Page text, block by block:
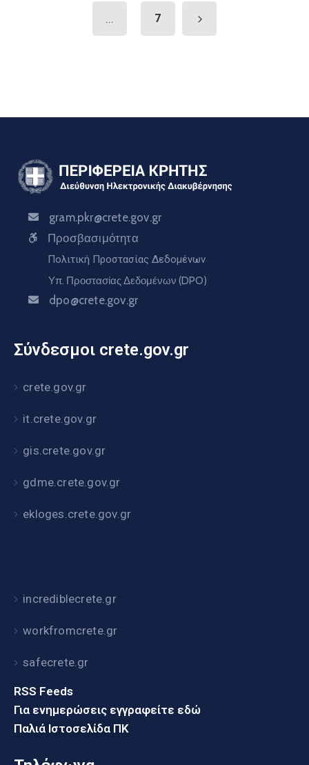
... 7
gram.pkr@crete.gov.gr
Προσβασιμότητα
Πολιτική Προστασίας Δεδομένων
Υπ. Προστασίας Δεδομένων (DPO)
dpo@crete.gov.gr
Σύνδεσμοι crete.gov.gr
crete.gov.gr
it.crete.gov.gr
gis.crete.gov.gr
gdme.crete.gov.gr
ekloges.crete.gov.gr
incrediblecrete.gr
workfromcrete.gr
safecrete.gr
RSS Feeds
Για ενημερώσεις εγγραφείτε εδώ
Παλιά Ιστοσελίδα ΠΚ